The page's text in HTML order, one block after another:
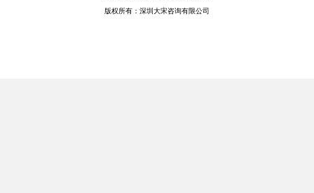
版权所有：深圳大宋咨询有限公司